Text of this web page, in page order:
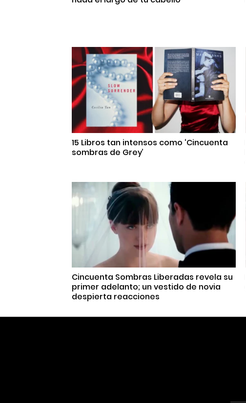
15 Libros tan intensos como ‘Cincuenta
sombras de Grey’
Cincuenta Sombras Liberadas revela su
primer adelanto; un vestido de novia
despierta reacciones